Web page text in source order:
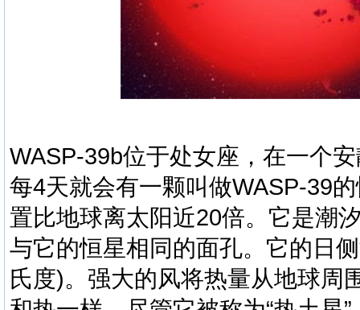
WASP-39b位于处女座，在一个
每4天就会有一颗叫做WASP-39
置比地球离太阳近20倍。它是潮
与它的恒星相同的面孔。它的日
氏度)。强大的风将热量从地球周